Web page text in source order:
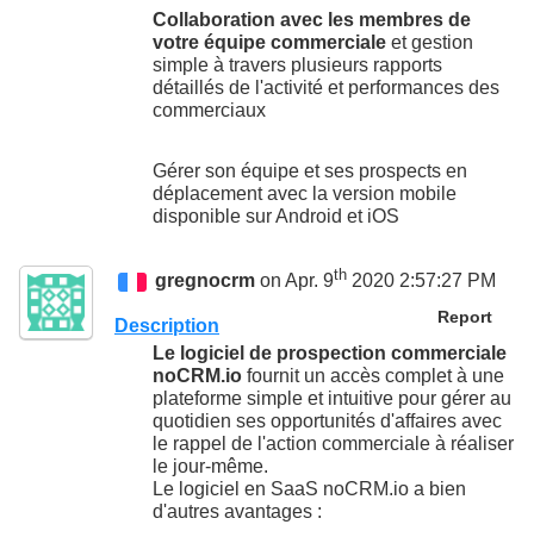
Collaboration avec les membres de
votre équipe commerciale et gestion
simple à travers plusieurs rapports
détaillés de l'activité et performances des
commerciaux
Gérer son équipe et ses prospects en
déplacement avec la version mobile
disponible sur Android et iOS
gregnocrm on Apr. 9th 2020 2:57:27 PM
Report
Description
Le logiciel de prospection commerciale
noCRM.io fournit un accès complet à une
plateforme simple et intuitive pour gérer au
quotidien ses opportunités d'affaires avec
le rappel de l'action commerciale à réaliser
le jour-même.
Le logiciel en SaaS noCRM.io a bien
d'autres avantages :